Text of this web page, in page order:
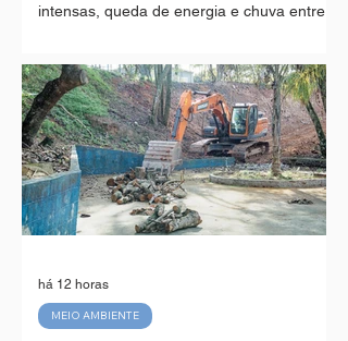
intensas, queda de energia e chuva entre
desta quinta-feira (6) um Gabinete de Crise,
que permanecerá ativo até sábado (8),
para monitorar e responder aos impactos
de uma forte frente fria impulsionada por
um ciclone bomba no Sul do país. A Defesa
Civil do Estado e o Centro de
Gerenciamento de Emergências (CGE)
alertam para rajadas de vento que pod
MEIO AMBIENTE
há 12 horas